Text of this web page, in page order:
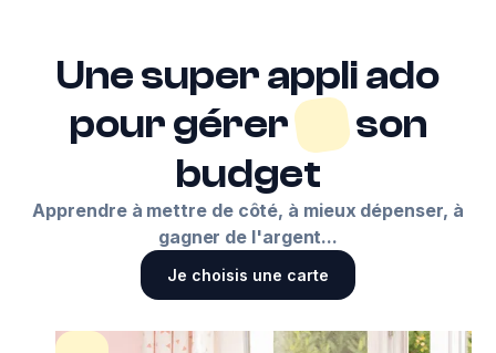
Une super appli ado
pour gérer
son
budget
Apprendre à mettre de côté, à mieux dépenser, à
gagner de l'argent...
Je choisis une carte